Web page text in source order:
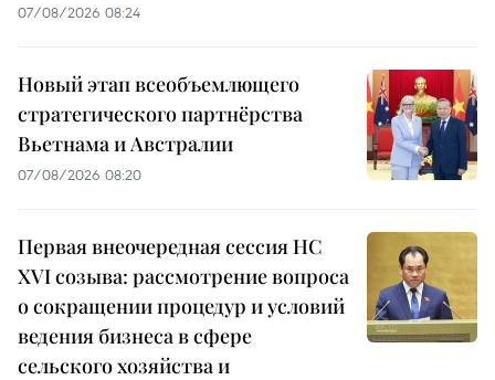
07/08/2026 08:24
Новый этап всеобъемлющего
стратегического партнёрства
Вьетнама и Австралии
07/08/2026 08:20
Первая внеочередная сессия НС
XVI созыва: рассмотрение вопроса
о сокращении процедур и условий
ведения бизнеса в сфере
сельского хозяйства и